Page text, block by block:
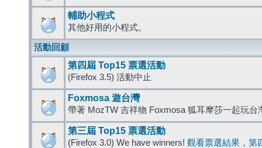
輔助小程式
其他好用的小程式。
活動回顧
第四屆 Top15 票選活動
(Firefox 3.5) 活動中止
Foxmosa 遊台灣
帶著 MozTW 吉祥物 Foxmosa 狐耳摩莎一起玩台
第三屆 Top15 票選活動
(Firefox 3.0) We have winners! 觀看票選結果 ， 第